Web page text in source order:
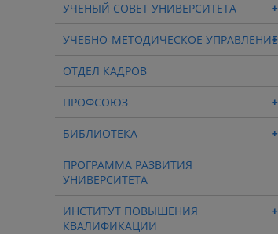
УЧЕНЫЙ СОВЕТ УНИВЕРСИТЕТА
УЧЕБНО-МЕТОДИЧЕСКОЕ УПРАВЛЕНИЕ
ОТДЕЛ КАДРОВ
ПРОФСОЮЗ
БИБЛИОТЕКА
ПРОГРАММА РАЗВИТИЯ
УНИВЕРСИТЕТА
ИНСТИТУТ ПОВЫШЕНИЯ
КВАЛИФИКАЦИИ